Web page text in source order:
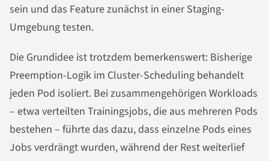
sein und das Feature zunächst in einer Staging-
Umgebung testen.
Die Grundidee ist trotzdem bemerkenswert: Bisherige
Preemption-Logik im Cluster-Scheduling behandelt
jeden Pod isoliert. Bei zusammengehörigen Workloads
– etwa verteilten Trainingsjobs, die aus mehreren Pods
bestehen – führte das dazu, dass einzelne Pods eines
Jobs verdrängt wurden, während der Rest weiterlief